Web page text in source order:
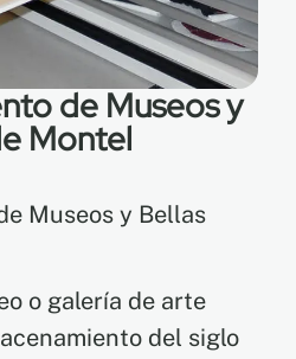
de Museos y
Montel
Museos y Bellas
o galería de arte
del siglo